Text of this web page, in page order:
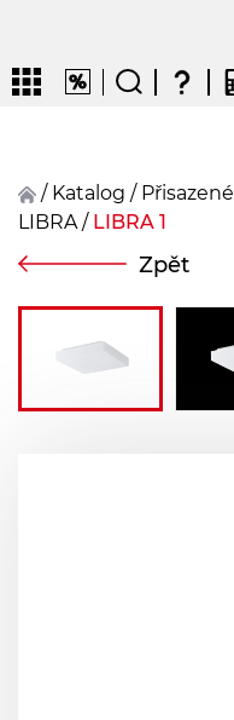
CZENDEFRFIN
/ Katalog / přisazené
LIBRA/ LIBRA 1
Zpět